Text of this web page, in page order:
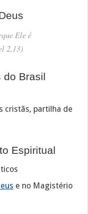
Ele é
2,13)
do Brasil
cristãs, partilha de
Espiritual
e no Magistério